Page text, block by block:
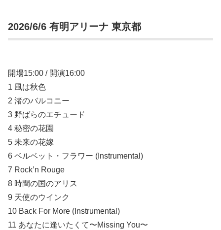
2026/6/6 有明アリーナ 東京都
開場15:00 / 開演16:00
1 風は秋色
2 渚のバルコニー
3 野ばらのエチュード
4 秘密の花園
5 未来の花嫁
6 ベルベット・フラワー (Instrumental)
7 Rock’n Rouge
8 時間の国のアリス
9 天使のウインク
10 Back For More (Instrumental)
11 あなたに逢いたくて〜Missing You〜